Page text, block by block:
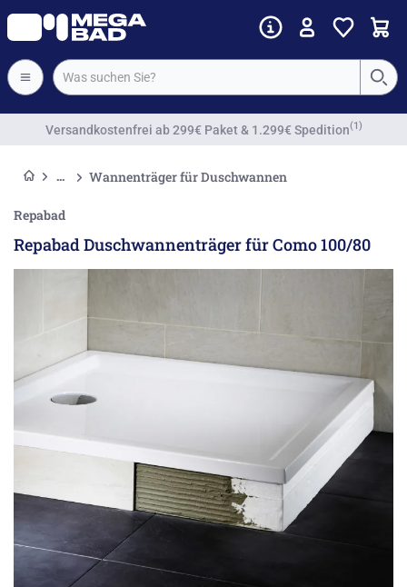
Versandkostenfrei ab 299€ Paket & 1.299€ Spedition(1)
Wannenträger für Duschwannen
Repabad
Repabad Duschwannenträger für Como 100/80